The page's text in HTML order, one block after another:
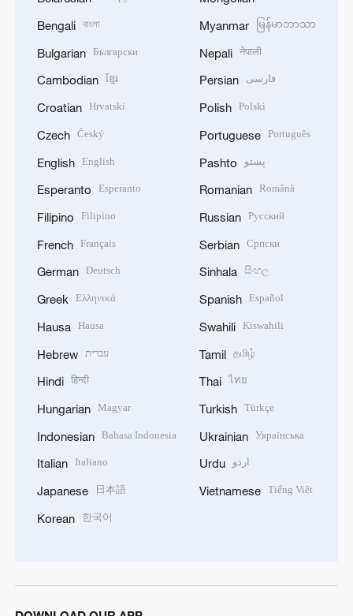
Bengali বাংলা
Bulgarian Български
Cambodian ខ្មែរ
Croatian Hrvatski
Czech Český
English English
Esperanto Esperanto
Filipino Filipino
French Français
German Deutsch
Greek Ελληνικά
Hausa Hausa
Hebrew עברית
Hindi हिन्दी
Hungarian Magyar
Indonesian Bahasa Indonesia
Italian Italiano
Japanese 日本語
Korean 한국어
Myanmar မြန်မာဘာသာ
Nepali नेपाली
Persian فارسی
Polish Polski
Portuguese Português
Pashto پښتو
Romanian Română
Russian Русский
Serbian Српски
Sinhala සිංහල
Spanish Español
Swahili Kiswahili
Tamil தமிழ்
Thai ไทย
Turkish Türkçe
Ukrainian Українська
Urdu اردو
Vietnamese Tiếng Việt